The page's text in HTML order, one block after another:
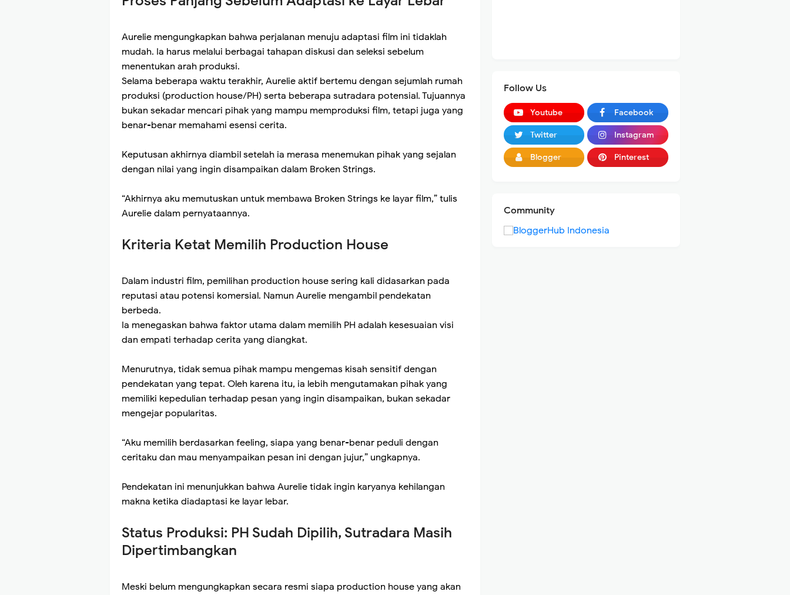
Aurelie mengungkapkan bahwa perjalanan menuju adaptasi film ini tidaklah
mudah. Ia harus melalui berbagai tahapan diskusi dan seleksi sebelum
menentukan arah produksi.
Selama beberapa waktu terakhir, Aurelie aktif bertemu dengan sejumlah rumah
produksi (production house/PH) serta beberapa sutradara potensial. Tujuannya
bukan sekadar mencari pihak yang mampu memproduksi film, tetapi juga yang
benar-benar memahami esensi cerita.
Keputusan akhirnya diambil setelah ia merasa menemukan pihak yang sejalan
dengan nilai yang ingin disampaikan dalam Broken Strings.
“Akhirnya aku memutuskan untuk membawa Broken Strings ke layar film,” tulis
Aurelie dalam pernyataannya.
Kriteria Ketat Memilih Production House
Dalam industri film, pemilihan production house sering kali didasarkan pada
reputasi atau potensi komersial. Namun Aurelie mengambil pendekatan
berbeda.
Ia menegaskan bahwa faktor utama dalam memilih PH adalah kesesuaian visi
dan empati terhadap cerita yang diangkat.
Menurutnya, tidak semua pihak mampu mengemas kisah sensitif dengan
pendekatan yang tepat. Oleh karena itu, ia lebih mengutamakan pihak yang
memiliki kepedulian terhadap pesan yang ingin disampaikan, bukan sekadar
mengejar popularitas.
“Aku memilih berdasarkan feeling, siapa yang benar-benar peduli dengan
ceritaku dan mau menyampaikan pesan ini dengan jujur,” ungkapnya.
Pendekatan ini menunjukkan bahwa Aurelie tidak ingin karyanya kehilangan
makna ketika diadaptasi ke layar lebar.
Status Produksi: PH Sudah Dipilih, Sutradara Masih
Dipertimbangkan
Meski belum mengungkapkan secara resmi siapa production house yang akan
Follow Us
Youtube Facebook
Twitter Instagram
Blogger Pinterest
Community